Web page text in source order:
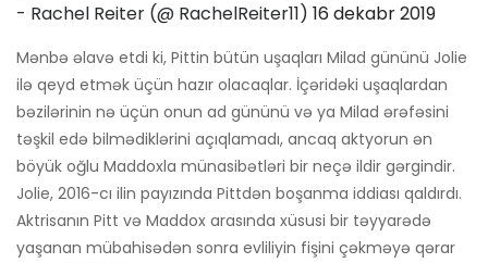
- Rachel Reiter (@ RachelReiter11) 16 dekabr 2019
Mənbə əlavə etdi ki, Pittin bütün uşaqları Milad gününü Jolie
ilə qeyd etmək üçün hazır olacaqlar. İçəridəki uşaqlardan
bəzilərinin nə üçün onun ad gününü və ya Milad ərəfəsini
təşkil edə bilmədiklərini açıqlamadı, ancaq aktyorun ən
böyük oğlu Maddoxla münasibətləri bir neçə ildir gərgindir.
Jolie, 2016-cı ilin payızında Pittdən boşanma iddiası qaldırdı.
Aktrisanın Pitt və Maddox arasında xüsusi bir təyyarədə
yaşanan mübahisədən sonra evliliyin fişini çəkməyə qərar